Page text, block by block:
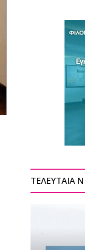
ΤΕΛΕΥΤΑΙΑ